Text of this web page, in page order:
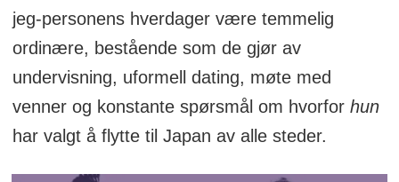
jeg-personens hverdager være temmelig
ordinære, bestående som de gjør av
undervisning, uformell dating, møte med
venner og konstante spørsmål om hvorfor hun
har valgt å flytte til Japan av alle steder.